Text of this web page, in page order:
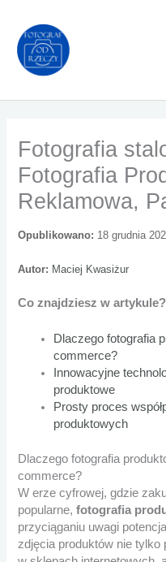
treści
Fotografia
Fotografia
Reklamowa,
Opublikowano: 18 grudnia
Autor: Maciej Kwasiżur
Co znajdziesz w artykule?
Dlaczego fotografia
commerce?
Innowacyjne
produktowe
Prosty proces
produktowych
Dlaczego fotografia
commerce?
W erze cyfrowej, gdzie
popularne,fotografia
przyciąganiu uwagi
zdjęcia produktów nie tylko